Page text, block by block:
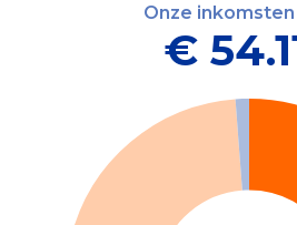
Onze inkomsten
€